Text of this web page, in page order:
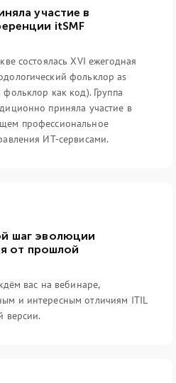
участие в
itSMF
состоялась XVI ежегодная
фольклор as
как код). Группа
приняла участие в
профессиональное
ИТ-сервисами.
шаг эволюции
от прошлой
вас на вебинаре,
и интересным отличиям ITIL
версии.